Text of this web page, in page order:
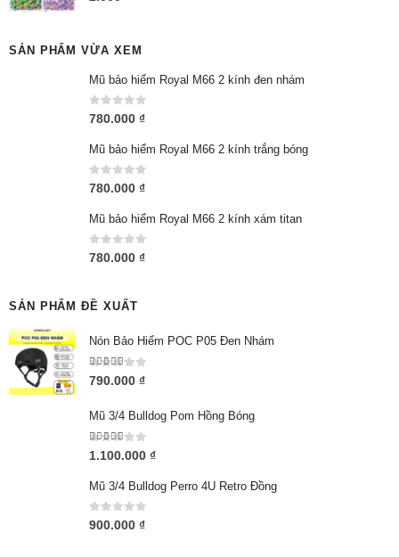
SẢN PHẨM VỪA XEM
Mũ bảo hiểm Royal M66 2 kính đen nhám
0out of 5
780.000 ₫
Mũ bảo hiểm Royal M66 2 kính trắng bóng
0out of 5
780.000 ₫
Mũ bảo hiểm Royal M66 2 kính xám titan
0out of 5
780.000 ₫
SẢN PHẨM ĐỀ XUẤT
Nón Bảo Hiểm POC P05 Đen Nhám
5.00 out of 5
790.000 ₫
Mũ 3/4 Bulldog Pom Hồng Bóng
5.00out of 5
1.100.000 ₫
Mũ 3/4 Bulldog Perro 4U Retro Đồng
0out of 5
900.000 ₫